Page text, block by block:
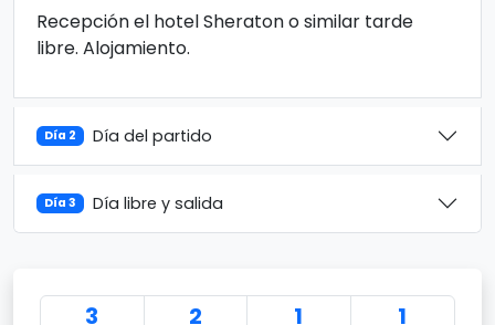
Recepción el hotel Sheraton o similar tarde
libre. Alojamiento.
Día 2 Día del partido
Día 3 Día libre y salida
3 2 1 1